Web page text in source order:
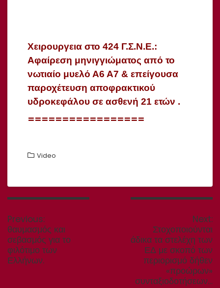
Χειρουργεια στο 424 Γ.Σ.Ν.Ε.:
Αφαίρεση μηνιγγιώματος από το
νωτιαίο μυελό Α6 Α7 & επείγουσα
παροχέτευση αποφρακτικού
υδροκεφάλου σε ασθενή 21 ετών .
=================
Video
Πλοήγηση
Previous:Previous
post:
θαυμασμός και
σεβασμός για το
φιλότιμο των
Ελλήνων.
Next:
Στοχοποιούνται
άδικα τα στελέχη των
ΕΔ με σκοπό των
περιορισμό δήθεν
«προώρων»
συνταξιοδοτήσεων…